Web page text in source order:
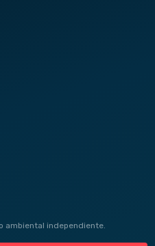
ambiental independiente.